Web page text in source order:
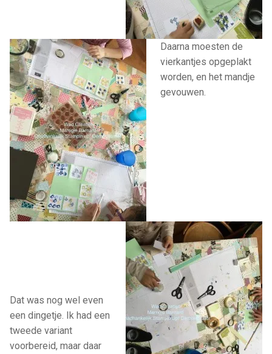
Daarna moesten de
vierkantjes opgeplakt
worden, en het mandje
gevouwen.
Dat was nog wel even
een dingetje. Ik had een
tweede variant
voorbereid, maar daar